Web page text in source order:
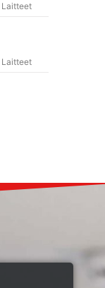
Laitteet
Laitteet